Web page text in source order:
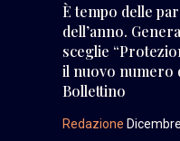
È tempo delle
dell’anno.
sceglie
il nuovo numero
Bollettino
Redazione